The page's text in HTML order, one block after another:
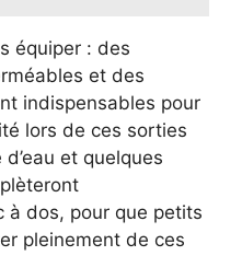
équiper : des
et des
indispensables pour
lors de ces sorties
et quelques
à dos, pour que petits
pleinement de ces